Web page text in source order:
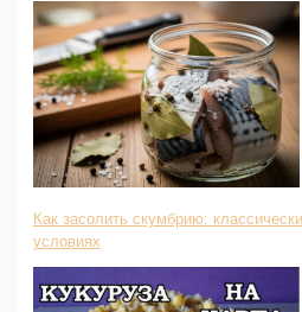
Как засолить скумбрию:
условиях